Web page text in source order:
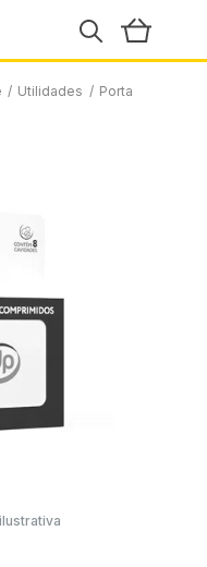
/ Utilidades / Porta